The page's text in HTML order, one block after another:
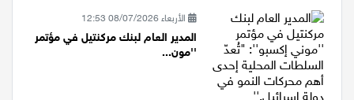
الأربعاء 08/07/2026 12:53
المدير العام لبنك مركنتيل في مؤتمر
''مون...